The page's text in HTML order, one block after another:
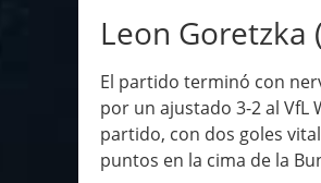
Leon Goretzka
El partido terminó con
por un ajustado 3-2 al
partido, con dos goles
puntos en la cima de la